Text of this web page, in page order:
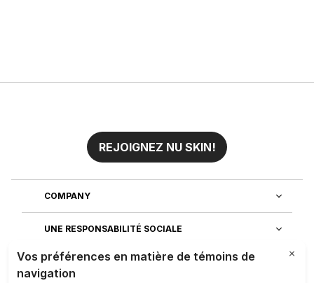
REJOIGNEZ NU SKIN!
COMPANY
UNE RESPONSABILITÉ SOCIALE
REJOIGNEZ NOTRE EQUIPE